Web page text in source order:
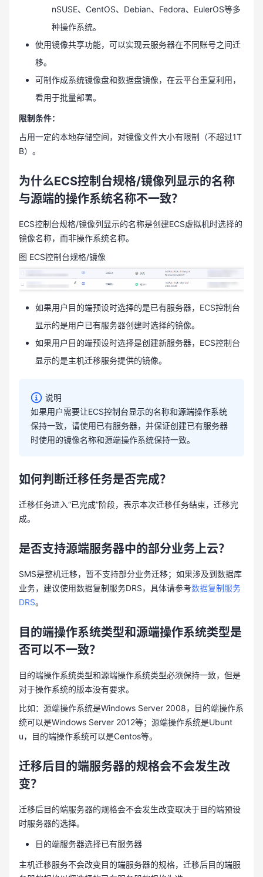
nSUSE、CentOS、Debian、Fedora、EulerOS等多
种操作系统。
使用镜像共享功能，可以实现云服务器在不同账号之间迁
移。
可制作成系统镜像盘和数据盘镜像，在云平台重复利用，
看用于批量部署。
限制条件：
占用一定的本地存储空间，对镜像文件大小有限制（不超过1T
B）。
为什么ECS控制台规格/镜像列显示的名称
与源端的操作系统名称不一致？
ECS控制台规格/镜像列显示的名称是创建ECS虚拟机时选择的
镜像名称，而非操作系统名称。
图 ECS控制台规格/镜像
如果用户目的端预设时选择的是已有服务器，ECS控制台
显示的是用户已有服务器创建时选择的镜像。
如果用户目的端预设时选择是创建新服务器，ECS控制台
显示的是主机迁移服务提供的镜像。
说明
如果用户需要让ECS控制台显示的名称和源端操作系统
保持一致，请使用已有服务器，并保证创建已有服务器
时使用的镜像名称和源端操作系统保持一致。
如何判断迁移任务是否完成？
迁移任务进入“已完成”阶段，表示本次迁移任务结束，迁移完
成。
是否支持源端服务器中的部分业务上云？
SMS是整机迁移，暂不支持部分业务迁移；如果涉及到数据库
业务，建议使用数据复制服务DRS，具体请参考数据复制服务
DRS。
目的端操作系统类型和源端操作系统类型是
否可以不一致？
目的端操作系统类型和源端操作系统类型必须保持一致，但是
对于操作系统的版本没有要求。
比如：源端操作系统是Windows Server 2008，目的端操作系
统可以是Windows Server 2012等；源端操作系统是Ubunt
u，目的端操作系统可以是Centos等。
迁移后目的端服务器的规格会不会发生改
变？
迁移后目的端服务器的规格会不会发生改变取决于目的端预设
时服务器的选择。
目的端服务器选择已有服务器
主机迁移服务不会改变目的端服务器的规格，迁移后目的端服